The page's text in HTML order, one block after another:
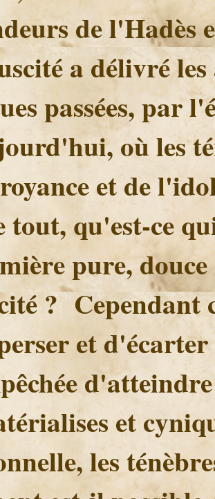
de l'Hadès
a délivré
passées, par
où les
et de
tout, qu'est-ce
pure, douce
?
et
et
les